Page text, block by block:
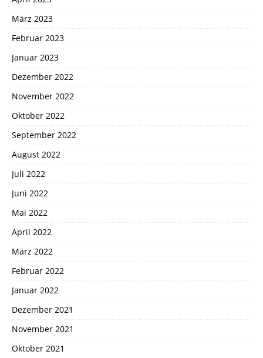
März 2023
Februar 2023
Januar 2023
Dezember 2022
November 2022
Oktober 2022
September 2022
August 2022
Juli 2022
Juni 2022
Mai 2022
April 2022
März 2022
Februar 2022
Januar 2022
Dezember 2021
November 2021
Oktober 2021